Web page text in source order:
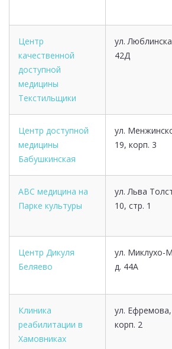
Центр
качественной
доступной
медицины
Текстильщики
ул.
42Д
Центр доступной
медицины
Бабушкинская
ул.
19, корп. 3
ABC медицина на
Парке культуры
ул. Льва
10, стр. 1
Центр Дикуля
Беляево
ул. Миклухо-
д. 44А
Клиника
реабилитации в
Хамовниках
ул.
корп. 2